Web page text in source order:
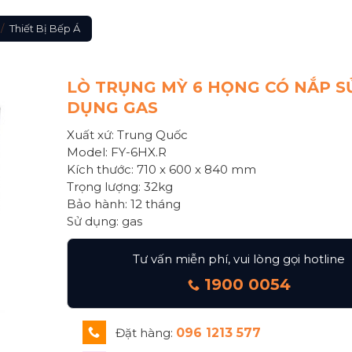
/ Thiết Bị Bếp Á
LÒ TRỤNG MỲ 6 HỌNG CÓ NẮP
DỤNG GAS
Xuất xứ: Trung Quốc
Model: FY-6HX.R
Kích thước: 710 x 600 x 840 mm
Trọng lượng: 32kg
Bảo hành: 12 tháng
Sử dụng: gas
Tư vấn miễn phí, vui lòng gọi hotline
1900 0054
Đặt hàng: 096 1213 577